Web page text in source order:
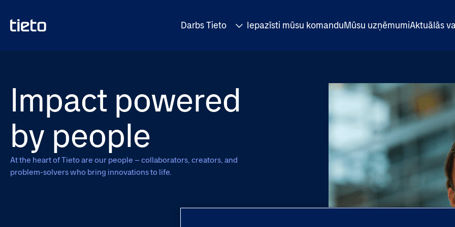
Darbs Tieto Iepazīsti mūsu komanduMūsu uzņēmumiAktuālās
Impact powered
by people
At the heart of Tieto are our people – collaborators, creators, and
problem-solvers who bring innovations to life.